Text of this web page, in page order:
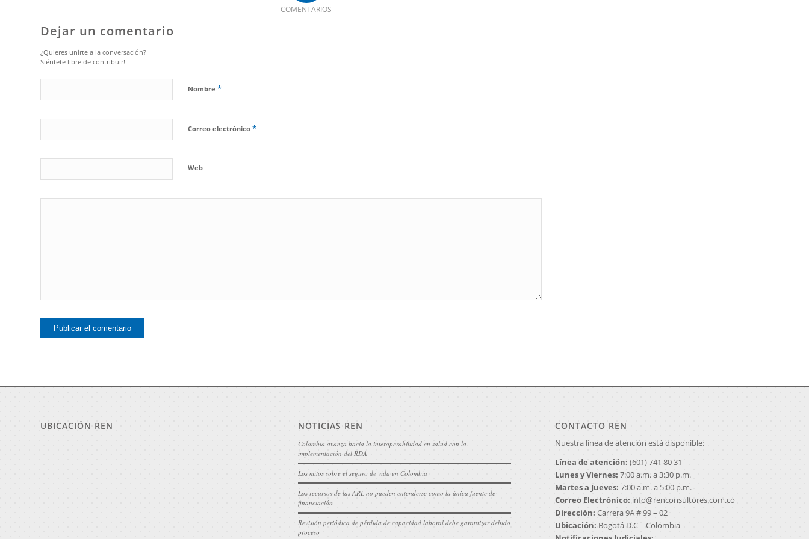
COMENTARIOS
Dejar un comentario
¿Quieres unirte a la conversación?
Siéntete libre de contribuir!
Nombre *
Correo electrónico *
Web
UBICACIÓN REN NOTICIAS REN
Colombia avanza hacia la interoperabilidad en salud con la
implementación del RDA
Los mitos sobre el seguro de vida en Colombia
Los recursos de las ARL no pueden entenderse como la única fuente de
financiación
Revisión periódica de pérdida de capacidad laboral debe garantizar debido
proceso
CONTACTO REN
Nuestra línea de atención está disponible:
Línea de atención:(601) 741 80 31
Lunes y Viernes:7:00 a.m. a 3:30 p.m.
Martes a Jueves:7:00 a.m. a 5:00 p.m.
Correo Electrónico: info@renconsultores.com.co
Dirección:Carrera 9A # 99 – 02
Ubicación: Bogotá D.C – Colombia